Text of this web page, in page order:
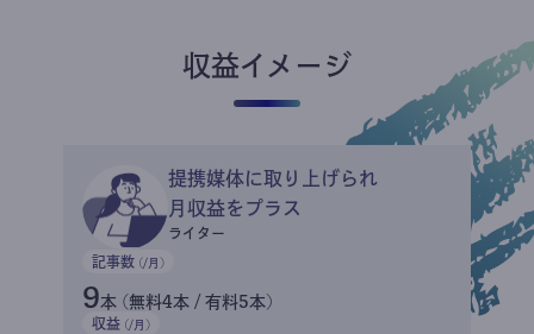
収益イメージ
提携媒体に取り上げられ
月収益をプラス
ライター
記事数 (/月)
9本 (無料4本 / 有料5本)
収益 (/月)